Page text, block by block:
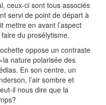
ceux-ci sont tous associés
servi de point de départ à
mettre en avant l’aspect
du prosélytisme.
oppose un contraste
nature polarisée des
En son centre, un
l’air sombre et
il nous dire que la